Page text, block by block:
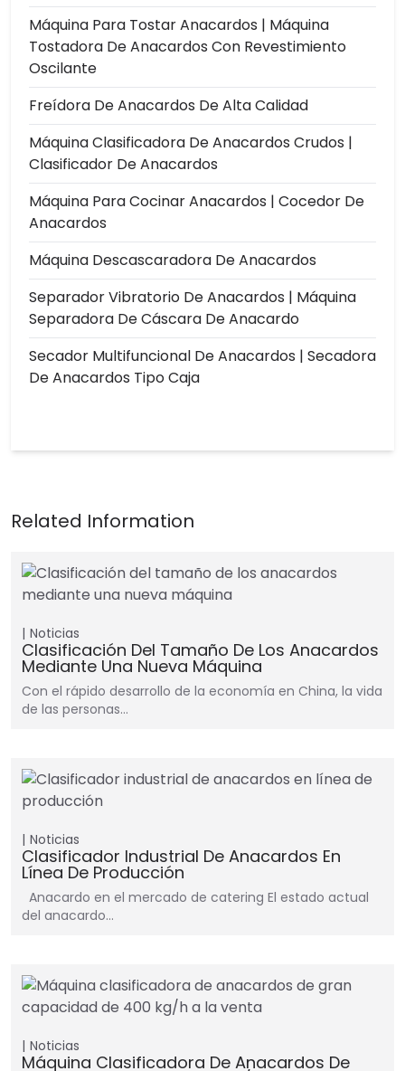
Máquina Para Tostar Anacardos | Máquina
Tostadora De Anacardos Con Revestimiento
Oscilante
Freídora De Anacardos De Alta Calidad
Máquina Clasificadora De Anacardos Crudos |
Clasificador De Anacardos
Máquina Para Cocinar Anacardos | Cocedor De
Anacardos
Máquina Descascaradora De Anacardos
Separador Vibratorio De Anacardos | Máquina
Separadora De Cáscara De Anacardo
Secador Multifuncional De Anacardos | Secadora
De Anacardos Tipo Caja
Noticias
Clasificación Del Tamaño De Los Anacardos
Mediante Una Nueva Máquina
Con el rápido desarrollo de la economía en China, la vida
de las personas…
Noticias
Clasificador Industrial De Anacardos En
Línea De Producción
Anacardo en el mercado de catering El estado actual
del anacardo…
Noticias
Máquina Clasificadora De Anacardos De